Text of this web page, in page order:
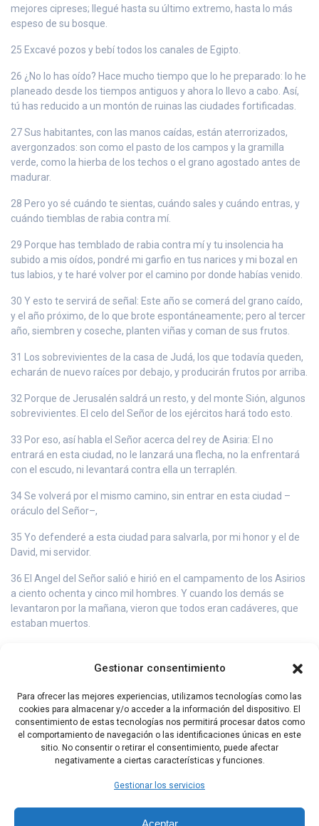
Gestionar consentimiento
Para ofrecer las mejores experiencias, utilizamos tecnologías como las
cookies para almacenar y/o acceder a la información del dispositivo. El
consentimiento de estas tecnologías nos permitirá procesar datos como
el comportamiento de navegación o las identificaciones únicas en este
sitio. No consentir o retirar el consentimiento, puede afectar
negativamente a ciertas características y funciones.
Gestionar los servicios
Aceptar
mejores cipreses; llegué hasta su último extremo, hasta lo más
espeso de su bosque.
25 Excavé pozos y bebí todos los canales de Egipto.
26 ¿No lo has oído? Hace mucho tiempo que lo he preparado: lo he
planeado desde los tiempos antiguos y ahora lo llevo a cabo. Así,
tú has reducido a un montón de ruinas las ciudades fortificadas.
27 Sus habitantes, con las manos caídas, están aterrorizados,
avergonzados: son como el pasto de los campos y la gramilla
verde, como la hierba de los techos o el grano agostado antes de
madurar.
28 Pero yo sé cuándo te sientas, cuándo sales y cuándo entras, y
cuándo tiemblas de rabia contra mí.
29 Porque has temblado de rabia contra mí y tu insolencia ha
subido a mis oídos, pondré mi garfio en tus narices y mi bozal en
tus labios, y te haré volver por el camino por donde habías venido.
30 Y esto te servirá de señal: Este año se comerá del grano caído,
y el año próximo, de lo que brote espontáneamente; pero al tercer
año, siembren y coseche, planten viñas y coman de sus frutos.
31 Los sobrevivientes de la casa de Judá, los que todavía queden,
echarán de nuevo raíces por debajo, y producirán frutos por arriba.
32 Porque de Jerusalén saldrá un resto, y del monte Sión, algunos
sobrevivientes. El celo del Señor de los ejércitos hará todo esto.
33 Por eso, así habla el Señor acerca del rey de Asiria: El no
entrará en esta ciudad, no le lanzará una flecha, no la enfrentará
con el escudo, ni levantará contra ella un terraplén.
34 Se volverá por el mismo camino, sin entrar en esta ciudad –
oráculo del Señor–,
35 Yo defenderé a esta ciudad para salvarla, por mi honor y el de
David, mi servidor.
36 El Angel del Señor salió e hirió en el campamento de los Asirios
a ciento ochenta y cinco mil hombres. Y cuando los demás se
levantaron por la mañana, vieron que todos eran cadáveres, que
estaban muertos.
emprendió el regreso y se quedó en Nínive.
38 Un día, mientras estaba postrado en el templo de Nisroc, su
dios, Adramélec y Sarecer, sus hijos, lo mataron con la espada, y
se pusieron a salvo en el país de Ararat. Asarhadón, su hijo, reinó
en lugar de él.
Capítulo Anterior Capítulo Siguiente